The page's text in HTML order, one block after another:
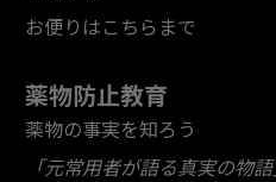
お便りはこちらまで
薬物防止教育
薬物の事実を知ろう
「元常用者が語る真実の物語